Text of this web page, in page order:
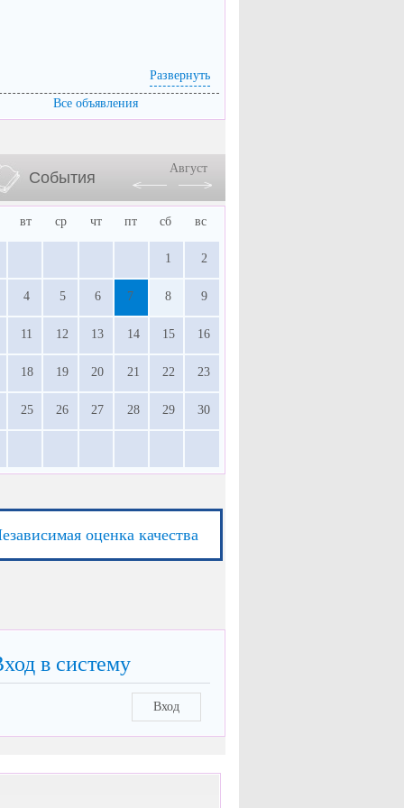
Развернуть
Все объявления
События
Август
вт ср чт пт сб вс
1 2
4 5 6 7 8 9
11 12 13 14 15 16
18 19 20 21 22 23
25 26 27 28 29 30
оценка качества
в систему
Вход